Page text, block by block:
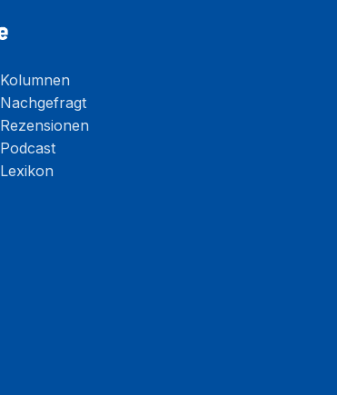
Kolumnen
Nachgefragt
Rezensionen
Podcast
Lexikon